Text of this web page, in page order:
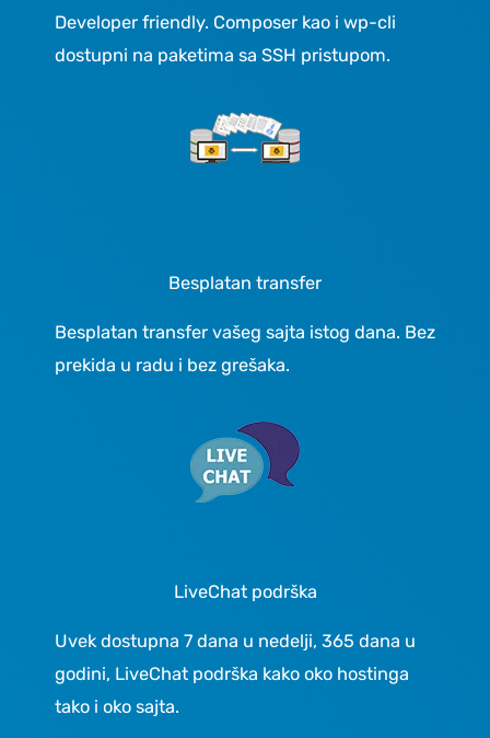
Developer friendly. Composer kao i wp-cli
dostupni na paketima sa SSH pristupom.
Besplatan transfer
Besplatan transfer vašeg sajta istog dana. Bez
prekida u radu i bez grešaka.
LiveChat podrška
Uvek dostupna 7 dana u nedelji, 365 dana u
godini, LiveChat podrška kako oko hostinga
tako i oko sajta.